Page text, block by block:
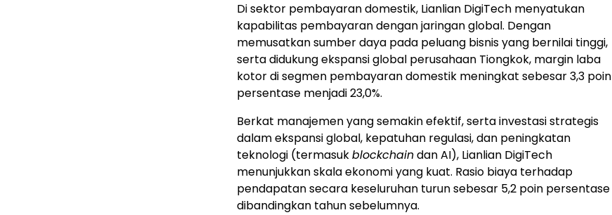
Di sektor pembayaran domestik, Lianlian DigiTech menyatukan
kapabilitas pembayaran dengan jaringan global. Dengan
memusatkan sumber daya pada peluang bisnis yang bernilai tinggi,
serta didukung ekspansi global perusahaan Tiongkok, margin laba
kotor di segmen pembayaran domestik meningkat sebesar 3,3 poin
persentase menjadi 23,0%.
Berkat manajemen yang semakin efektif, serta investasi strategis
dalam ekspansi global, kepatuhan regulasi, dan peningkatan
teknologi (termasukblockchaindan AI), Lianlian DigiTech
menunjukkan skala ekonomi yang kuat. Rasio biaya terhadap
pendapatan secara keseluruhan turun sebesar 5,2 poin persentase
dibandingkan tahun sebelumnya.